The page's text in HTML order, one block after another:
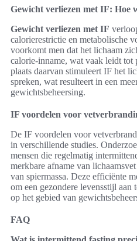
Gewicht verliezen met IF: Hoe
Gewicht verliezen met IF
calorierestrictie en metabolische
voorkomt men dat het lichaam
calorie-inname, wat vaak leidt tot
plaats daarvan stimuleert IF het
spreken, wat resulteert in een
gewichtsbeheersing.
IF voordelen voor
De IF voordelen voor
in verschillende studies.
mensen die regelmatig
merkbare afname van
van spiermassa. Deze efficiënte
om een gezondere levensstijl
op het gebied van
FAQ